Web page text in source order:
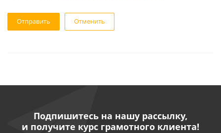
Отменить
Подпишитесь на нашу рассылку,
и получите курс грамотного клиента!